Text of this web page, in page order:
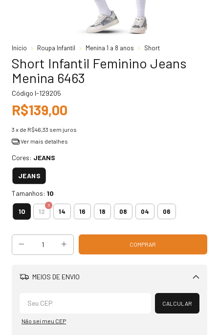
Início Roupa Infantil Menina 1 a 8 anos Short
Short Infantil Feminino Jeans
Menina 6463
Código I-129205
R$139,00
3 x de R$46,33 sem juros
Ver mais detalhes
Cores: JEANS
JEANS
Tamanhos: 10
10 12 14 16 18 08 04 06
MEIOS DE ENVIO
Alterar CEP
CALCULAR
Não sei meu CEP